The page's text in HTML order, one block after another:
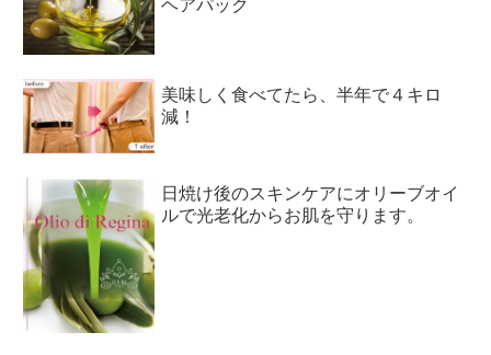
ヘアパック
美味しく食べてたら、半年で４キロ
減！
日焼け後のスキンケアにオリーブオイ
ルで光老化からお肌を守ります。